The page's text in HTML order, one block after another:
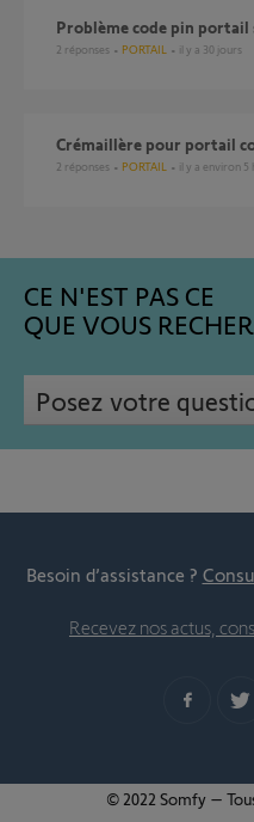
problème code pin
2 réponses PORTAIL il y a 30 jours
Crémaillère pour portail
2 réponses PORTAIL il y a environ 5
CE N'EST PAS CE
QUE VOUS
Posez votre
Besoin d’assistance ?
Recevez nos actus,
© 2022 Somfy –